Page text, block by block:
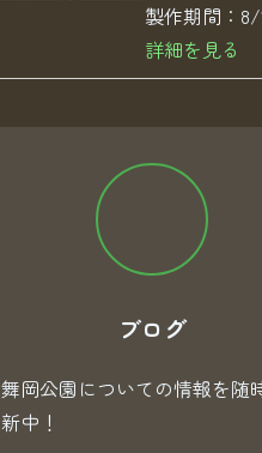
製作期間：8/
詳細を見る
ブログ
舞岡公園についての情報を随
新中！